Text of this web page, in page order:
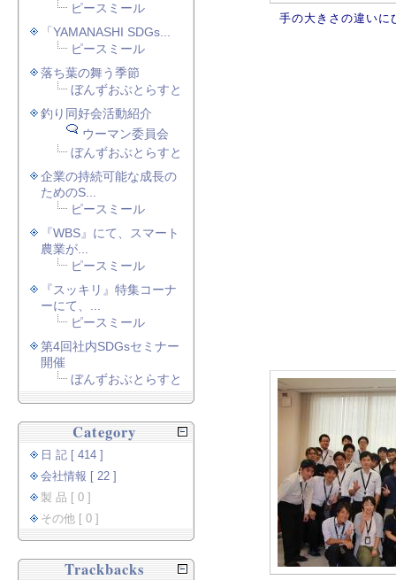
手の大きさの違いに
ピースミール
「YAMANASHI SDGs...
ピースミール
落ち葉の舞う季節
ぼんずおぶとらすと
釣り同好会活動紹介
ウーマン委員会
ぼんずおぶとらすと
企業の持続可能な成長の
ためのS...
ピースミール
『WBS』にて、スマート
農業が...
ピースミール
『スッキリ』特集コーナ
ーにて、...
ピースミール
第4回社内SDGsセミナー
開催
ぼんずおぶとらすと
Category
日 記 [ 414 ]
会社情報 [ 22 ]
製 品 [ 0 ]
その他 [ 0 ]
Trackbacks